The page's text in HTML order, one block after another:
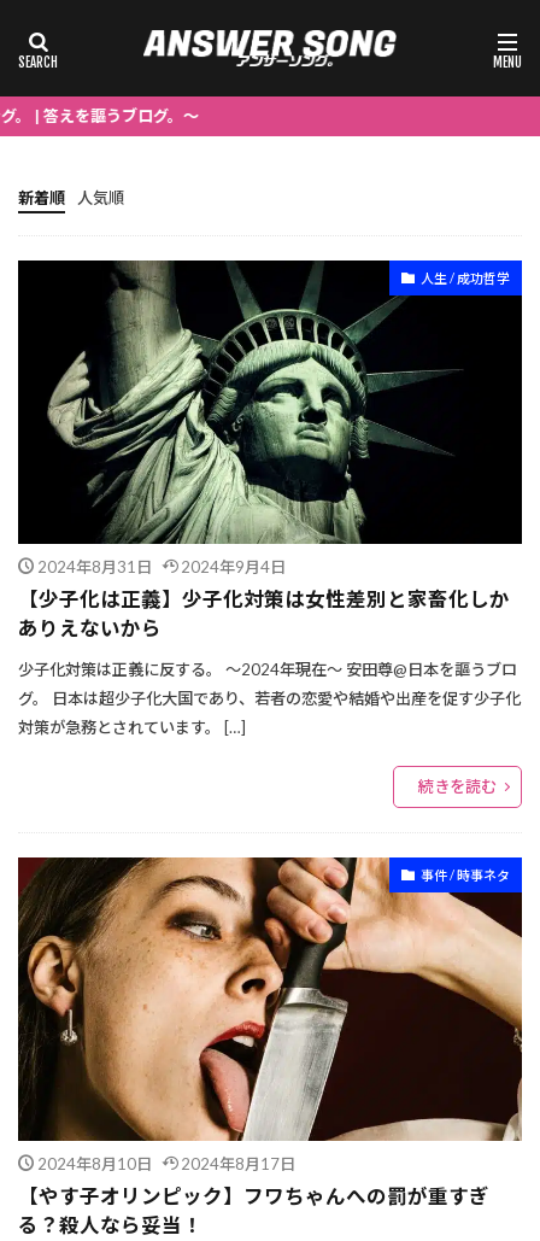
ブログ。～
新着順 人気順
人生 / 成功哲学
2024年8月31日 2024年9月4日
【少子化は正義】少子化対策は女性差別と家畜化しか
ありえないから
少子化対策は正義に反する。 ～2024年現在～ 安田尊@日本を謳うブロ
グ。 日本は超少子化大国であり、若者の恋愛や結婚や出産を促す少子化
対策が急務とされています。 […]
続きを読む
事件 / 時事ネタ
2024年8月10日 2024年8月17日
【やす子オリンピック】フワちゃんへの罰が重すぎ
る？殺人なら妥当！